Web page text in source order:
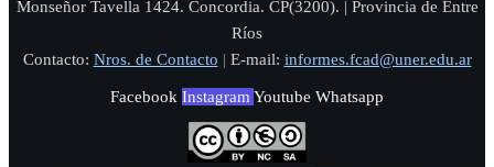
Monseñor Tavella 1424. Concordia. CP(3200). | Provincia de Entre
Ríos
Contacto: Nros. de Contacto | E-mail: informes.fcad@uner.edu.ar
Facebook Instagram Youtube Whatsapp